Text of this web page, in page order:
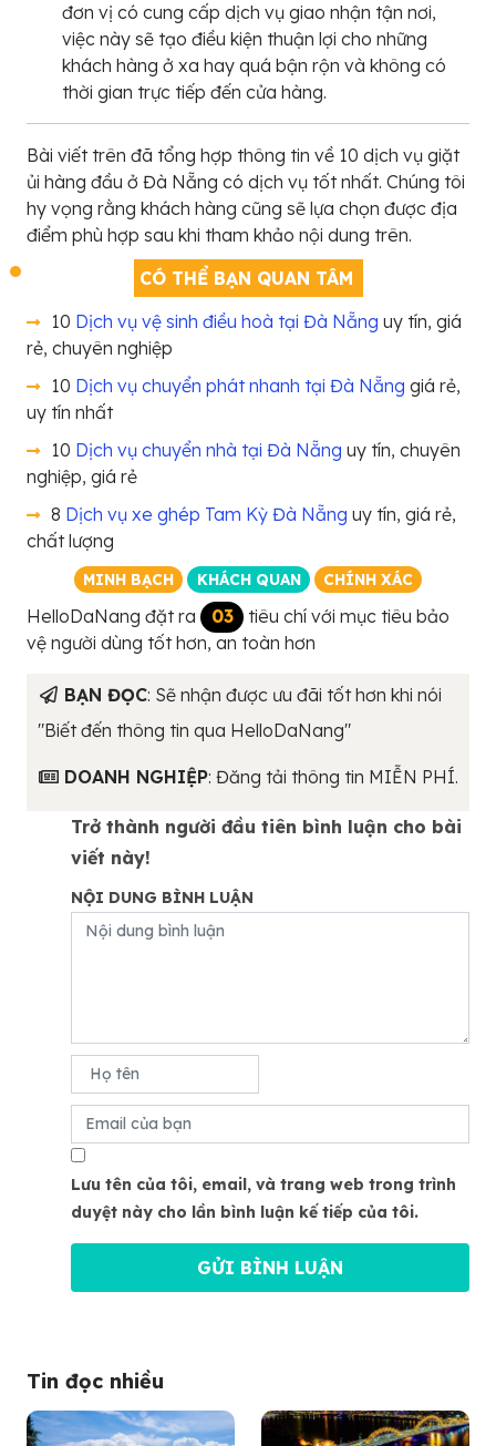
đơn vị có cung cấp dịch vụ giao nhận tận nơi,
việc này sẽ tạo điều kiện thuận lợi cho những
khách hàng ở xa hay quá bận rộn và không có
thời gian trực tiếp đến cửa hàng.
Bài viết trên đã tổng hợp thông tin về 10 dịch vụ giặt
ủi hàng đầu ở Đà Nẵng có dịch vụ tốt nhất. Chúng tôi
hy vọng rằng khách hàng cũng sẽ lựa chọn được địa
điểm phù hợp sau khi tham khảo nội dung trên.
CÓ THỂ BẠN QUAN TÂM
10 Dịch vụ vệ sinh điều hoà tại Đà Nẵng uy tín, giá
rẻ, chuyên nghiệp
10 Dịch vụ chuyển phát nhanh tại Đà Nẵng giá rẻ,
uy tín nhất
10 Dịch vụ chuyển nhà tại Đà Nẵng uy tín, chuyên
nghiệp, giá rẻ
8 Dịch vụ xe ghép Tam Kỳ Đà Nẵng uy tín, giá rẻ,
chất lượng
MINH BẠCH KHÁCH QUAN CHÍNH XÁC
HelloDaNang đặt ra 03
tiêu chí với mục tiêu bảo
vệ người dùng tốt hơn, an toàn hơn
BẠN ĐỌC: Sẽ nhận được ưu đãi tốt hơn khi nói
"Biết đến thông tin qua HelloDaNang"
DOANH NGHIỆP: Đăng tải thông tin MIỄN PHÍ.
Trở thành người đầu tiên bình luận cho bài
viết này!
NỘI DUNG BÌNH LUẬN
Lưu tên của tôi, email, và trang web trong trình
duyệt này cho lần bình luận kế tiếp của tôi.
Tin đọc nhiều